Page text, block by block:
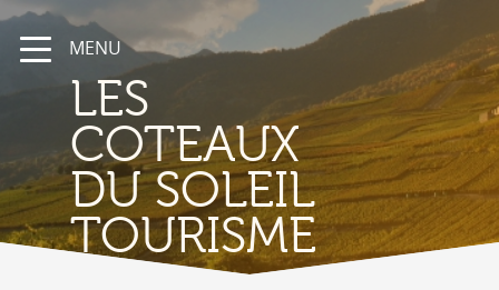
MENU
LES
COTEAUX
DU SOLEIL
TOURISME